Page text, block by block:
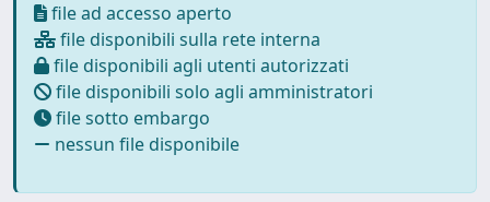
file ad accesso aperto
file disponibili sulla rete interna
file disponibili agli utenti autorizzati
file disponibili solo agli amministratori
file sotto embargo
nessun file disponibile